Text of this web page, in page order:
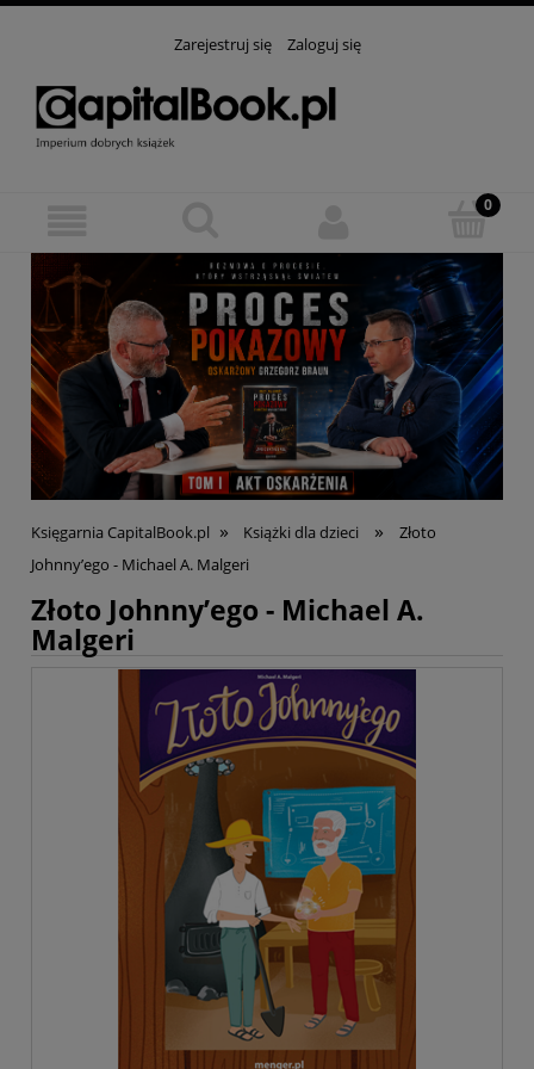
Zarejestruj się Zaloguj się
Księgarnia CapitalBook.pl » Książki dla dzieci »
Złoto
Johnny’ego - Michael A. Malgeri
Złoto Johnny’ego - Michael A.
Malgeri